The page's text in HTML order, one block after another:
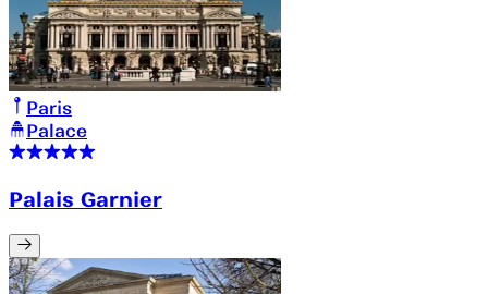
Paris
Palace
Palais Garnier